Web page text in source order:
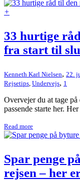
+
33 hurtige
fra start til
Kenneth Karl Nielsen, 22.
Rejsetips Undervejs, 1
Overvejer du at tage på
passende starte her. Her
Read more
Spar penge
rejsen – her